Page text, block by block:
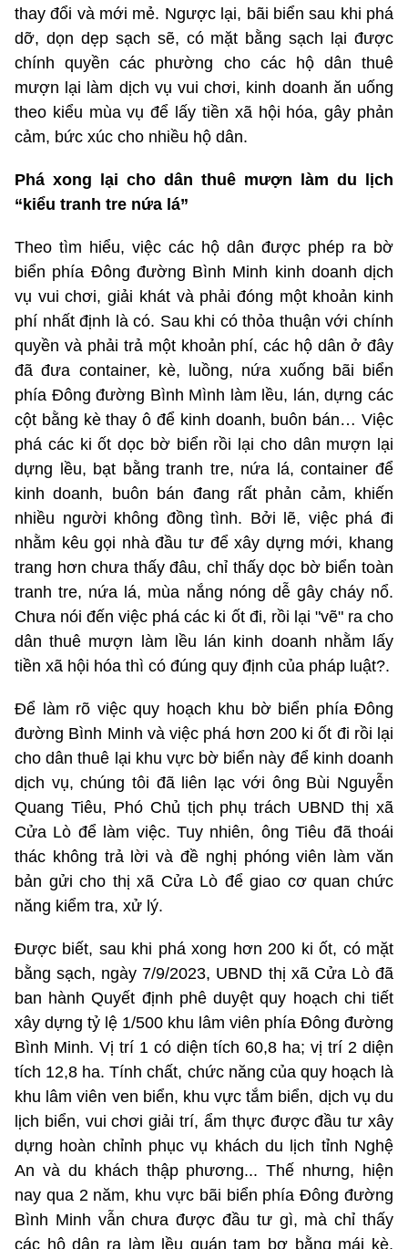
thay đổi và mới mẻ. Ngược lại, bãi biển sau khi phá
dỡ, dọn dẹp sạch sẽ, có mặt bằng sạch lại được
chính quyền các phường cho các hộ dân thuê
mượn lại làm dịch vụ vui chơi, kinh doanh ăn uống
theo kiểu mùa vụ để lấy tiền xã hội hóa, gây phản
cảm, bức xúc cho nhiều hộ dân.
Phá xong lại cho dân thuê mượn làm du lịch
“kiểu tranh tre nứa lá”
Theo tìm hiểu, việc các hộ dân được phép ra bờ
biển phía Đông đường Bình Minh kinh doanh dịch
vụ vui chơi, giải khát và phải đóng một khoản kinh
phí nhất định là có. Sau khi có thỏa thuận với chính
quyền và phải trả một khoản phí, các hộ dân ở đây
đã đưa container, kè, luồng, nứa xuống bãi biển
phía Đông đường Bình Mình làm lều, lán, dựng các
cột bằng kè thay ô để kinh doanh, buôn bán… Việc
phá các ki ốt dọc bờ biển rồi lại cho dân mượn lại
dựng lều, bạt bằng tranh tre, nứa lá, container để
kinh doanh, buôn bán đang rất phản cảm, khiến
nhiều người không đồng tình. Bởi lẽ, việc phá đi
nhằm kêu gọi nhà đầu tư để xây dựng mới, khang
trang hơn chưa thấy đâu, chỉ thấy dọc bờ biển toàn
tranh tre, nứa lá, mùa nắng nóng dễ gây cháy nổ.
Chưa nói đến việc phá các ki ốt đi, rồi lại "vẽ" ra cho
dân thuê mượn làm lều lán kinh doanh nhằm lấy
tiền xã hội hóa thì có đúng quy định của pháp luật?.
Để làm rõ việc quy hoạch khu bờ biển phía Đông
đường Bình Minh và việc phá hơn 200 ki ốt đi rồi lại
cho dân thuê lại khu vực bờ biển này để kinh doanh
dịch vụ, chúng tôi đã liên lạc với ông Bùi Nguyễn
Quang Tiêu, Phó Chủ tịch phụ trách UBND thị xã
Cửa Lò để làm việc. Tuy nhiên, ông Tiêu đã thoái
thác không trả lời và đề nghị phóng viên làm văn
bản gửi cho thị xã Cửa Lò để giao cơ quan chức
năng kiểm tra, xử lý.
Được biết, sau khi phá xong hơn 200 ki ốt, có mặt
bằng sạch, ngày 7/9/2023, UBND thị xã Cửa Lò đã
ban hành Quyết định phê duyệt quy hoạch chi tiết
xây dựng tỷ lệ 1/500 khu lâm viên phía Đông đường
Bình Minh. Vị trí 1 có diện tích 60,8 ha; vị trí 2 diện
tích 12,8 ha. Tính chất, chức năng của quy hoạch là
khu lâm viên ven biển, khu vực tắm biển, dịch vụ du
lịch biển, vui chơi giải trí, ẩm thực được đầu tư xây
dựng hoàn chỉnh phục vụ khách du lịch tỉnh Nghệ
An và du khách thập phương... Thế nhưng, hiện
nay qua 2 năm, khu vực bãi biển phía Đông đường
Bình Minh vẫn chưa được đầu tư gì, mà chỉ thấy
các hộ dân ra làm lều quán tạm bợ bằng mái kè,